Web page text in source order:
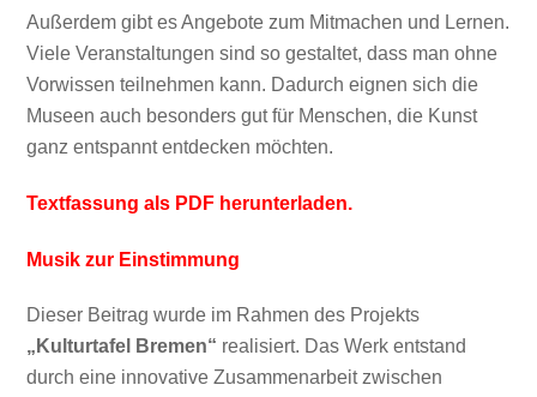
Außerdem gibt es Angebote zum Mitmachen und Lernen.
Viele Veranstaltungen sind so gestaltet, dass man ohne
Vorwissen teilnehmen kann. Dadurch eignen sich die
Museen auch besonders gut für Menschen, die Kunst
ganz entspannt entdecken möchten.
Textfassung als PDF herunterladen.
Musik zur Einstimmung
Dieser Beitrag wurde im Rahmen des Projekts
„Kulturtafel Bremen“ realisiert. Das Werk entstand
durch eine innovative Zusammenarbeit zwischen